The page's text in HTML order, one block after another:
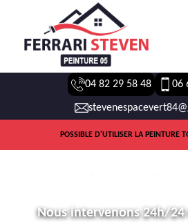
04 82 29 58 48 06
POSSIBLE D'UTILISER LA PEINTURE
Nous intervenons 24h/24